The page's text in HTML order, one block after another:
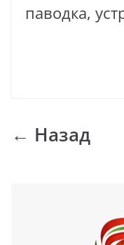
паводка,
← Назад